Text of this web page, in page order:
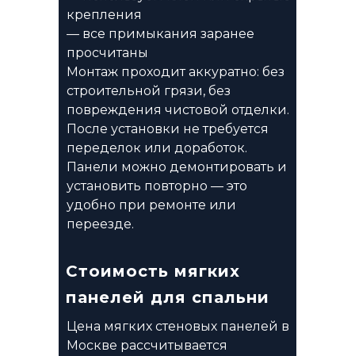
Стоимость мягких
панелей для спальни
крепления
— все примыкания заранее
просчитаны
Монтаж проходит аккуратно: без
строительной грязи, без
повреждения чистовой отделки.
После установки не требуется
переделок или доработок.
Панели можно демонтировать и
установить повторно — это
удобно при ремонте или
переезде.
Цена мягких стеновых панелей в
Москве рассчитывается